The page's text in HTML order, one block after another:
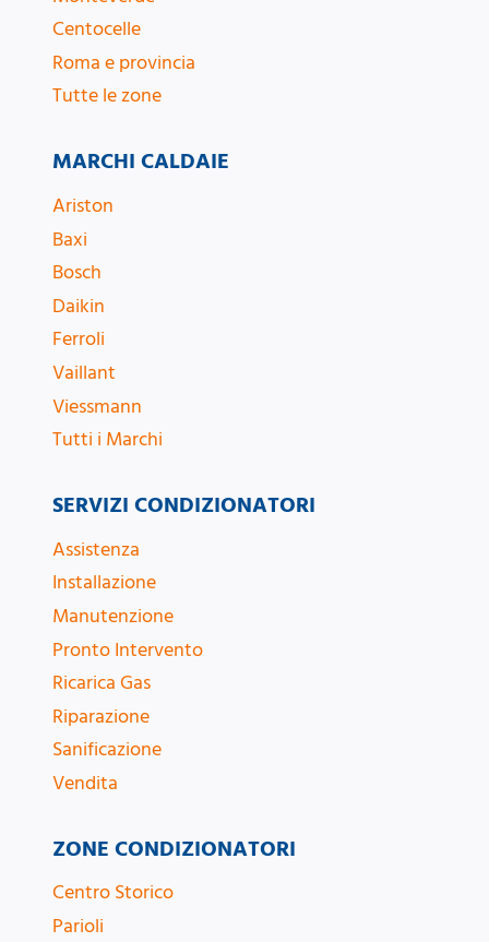
Centocelle
Roma e provincia
Tutte le zone
MARCHI CALDAIE
Ariston
Baxi
Bosch
Daikin
Ferroli
Vaillant
Viessmann
Tutti i Marchi
ZONE CONDIZIONATORI
Centro Storico
Parioli
SERVIZI CONDIZIONATORI
Assistenza
Installazione
Manutenzione
Pronto Intervento
Ricarica Gas
Riparazione
Sanificazione
Vendita